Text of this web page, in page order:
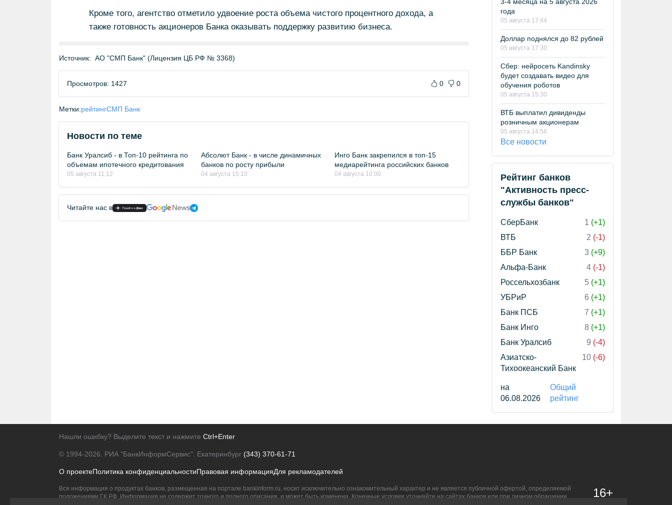
Кроме того, агентство отметило удвоение роста объема чистого процентного дохода, а
также готовность акционеров Банка оказывать поддержку развитию бизнеса.
Источник: АО "СМП Банк" (Лицензия ЦБ РФ № 3368)
Просмотров: 1427 0 0
Метки:рейтингСМП Банк
Новости по теме
Банк Уралсиб - в Топ-10 рейтинга по
объемам ипотечного кредитования
05 августа 11:12
Абсолют Банк - в числе динамичных
банков по росту прибыли
04 августа 15:10
Инго Банк закрепился в топ-15
медиарейтинга российских банков
04 августа 10:00
Читайте нас в
года
05 августа 17:44
Доллар поднялся до 82 рублей
05 августа 17:30
Сбер: нейросеть Kandinsky
будет создавать видео для
обучения роботов
05 августа 15:30
ВТБ выплатил дивиденды
розничным акционерам
05 августа 14:56
Все новости
Рейтинг банков
"Активность пресс-
службы банков"
СберБанк 1 (+1)
ВТБ
2 (-1)
ББР Банк
3 (+9)
Альфа-Банк
4 (-1)
Россельхозбанк
5 (+1)
УБРиР
6 (+1)
Банк ПСБ
7 (+1)
Банк Инго
8 (+1)
Банк Уралсиб
9 (-4)
Азиатско-
Тихоокеанский Банк
10 (-6)
на
06.08.2026
Общий
рейтинг
Нашли ошибку? Выделите текст и нажмите Ctrl+Enter
© 1994-2026. РИА "БанкИнформСервис". Екатеринбург (343) 370-61-71
О проектеПолитика конфиденциальностиПравовая информацияДля рекламодателей
Вся информация о продуктах банков, размещенная на портале bankinform.ru, носит исключительно ознакомительный характер и не является публичной офертой, определяемой
положениями ГК РФ. Информация не содержит точного и полного описания, и может быть изменена. Конечные условия уточняйте на сайтах банков или при личном обращении.
16+